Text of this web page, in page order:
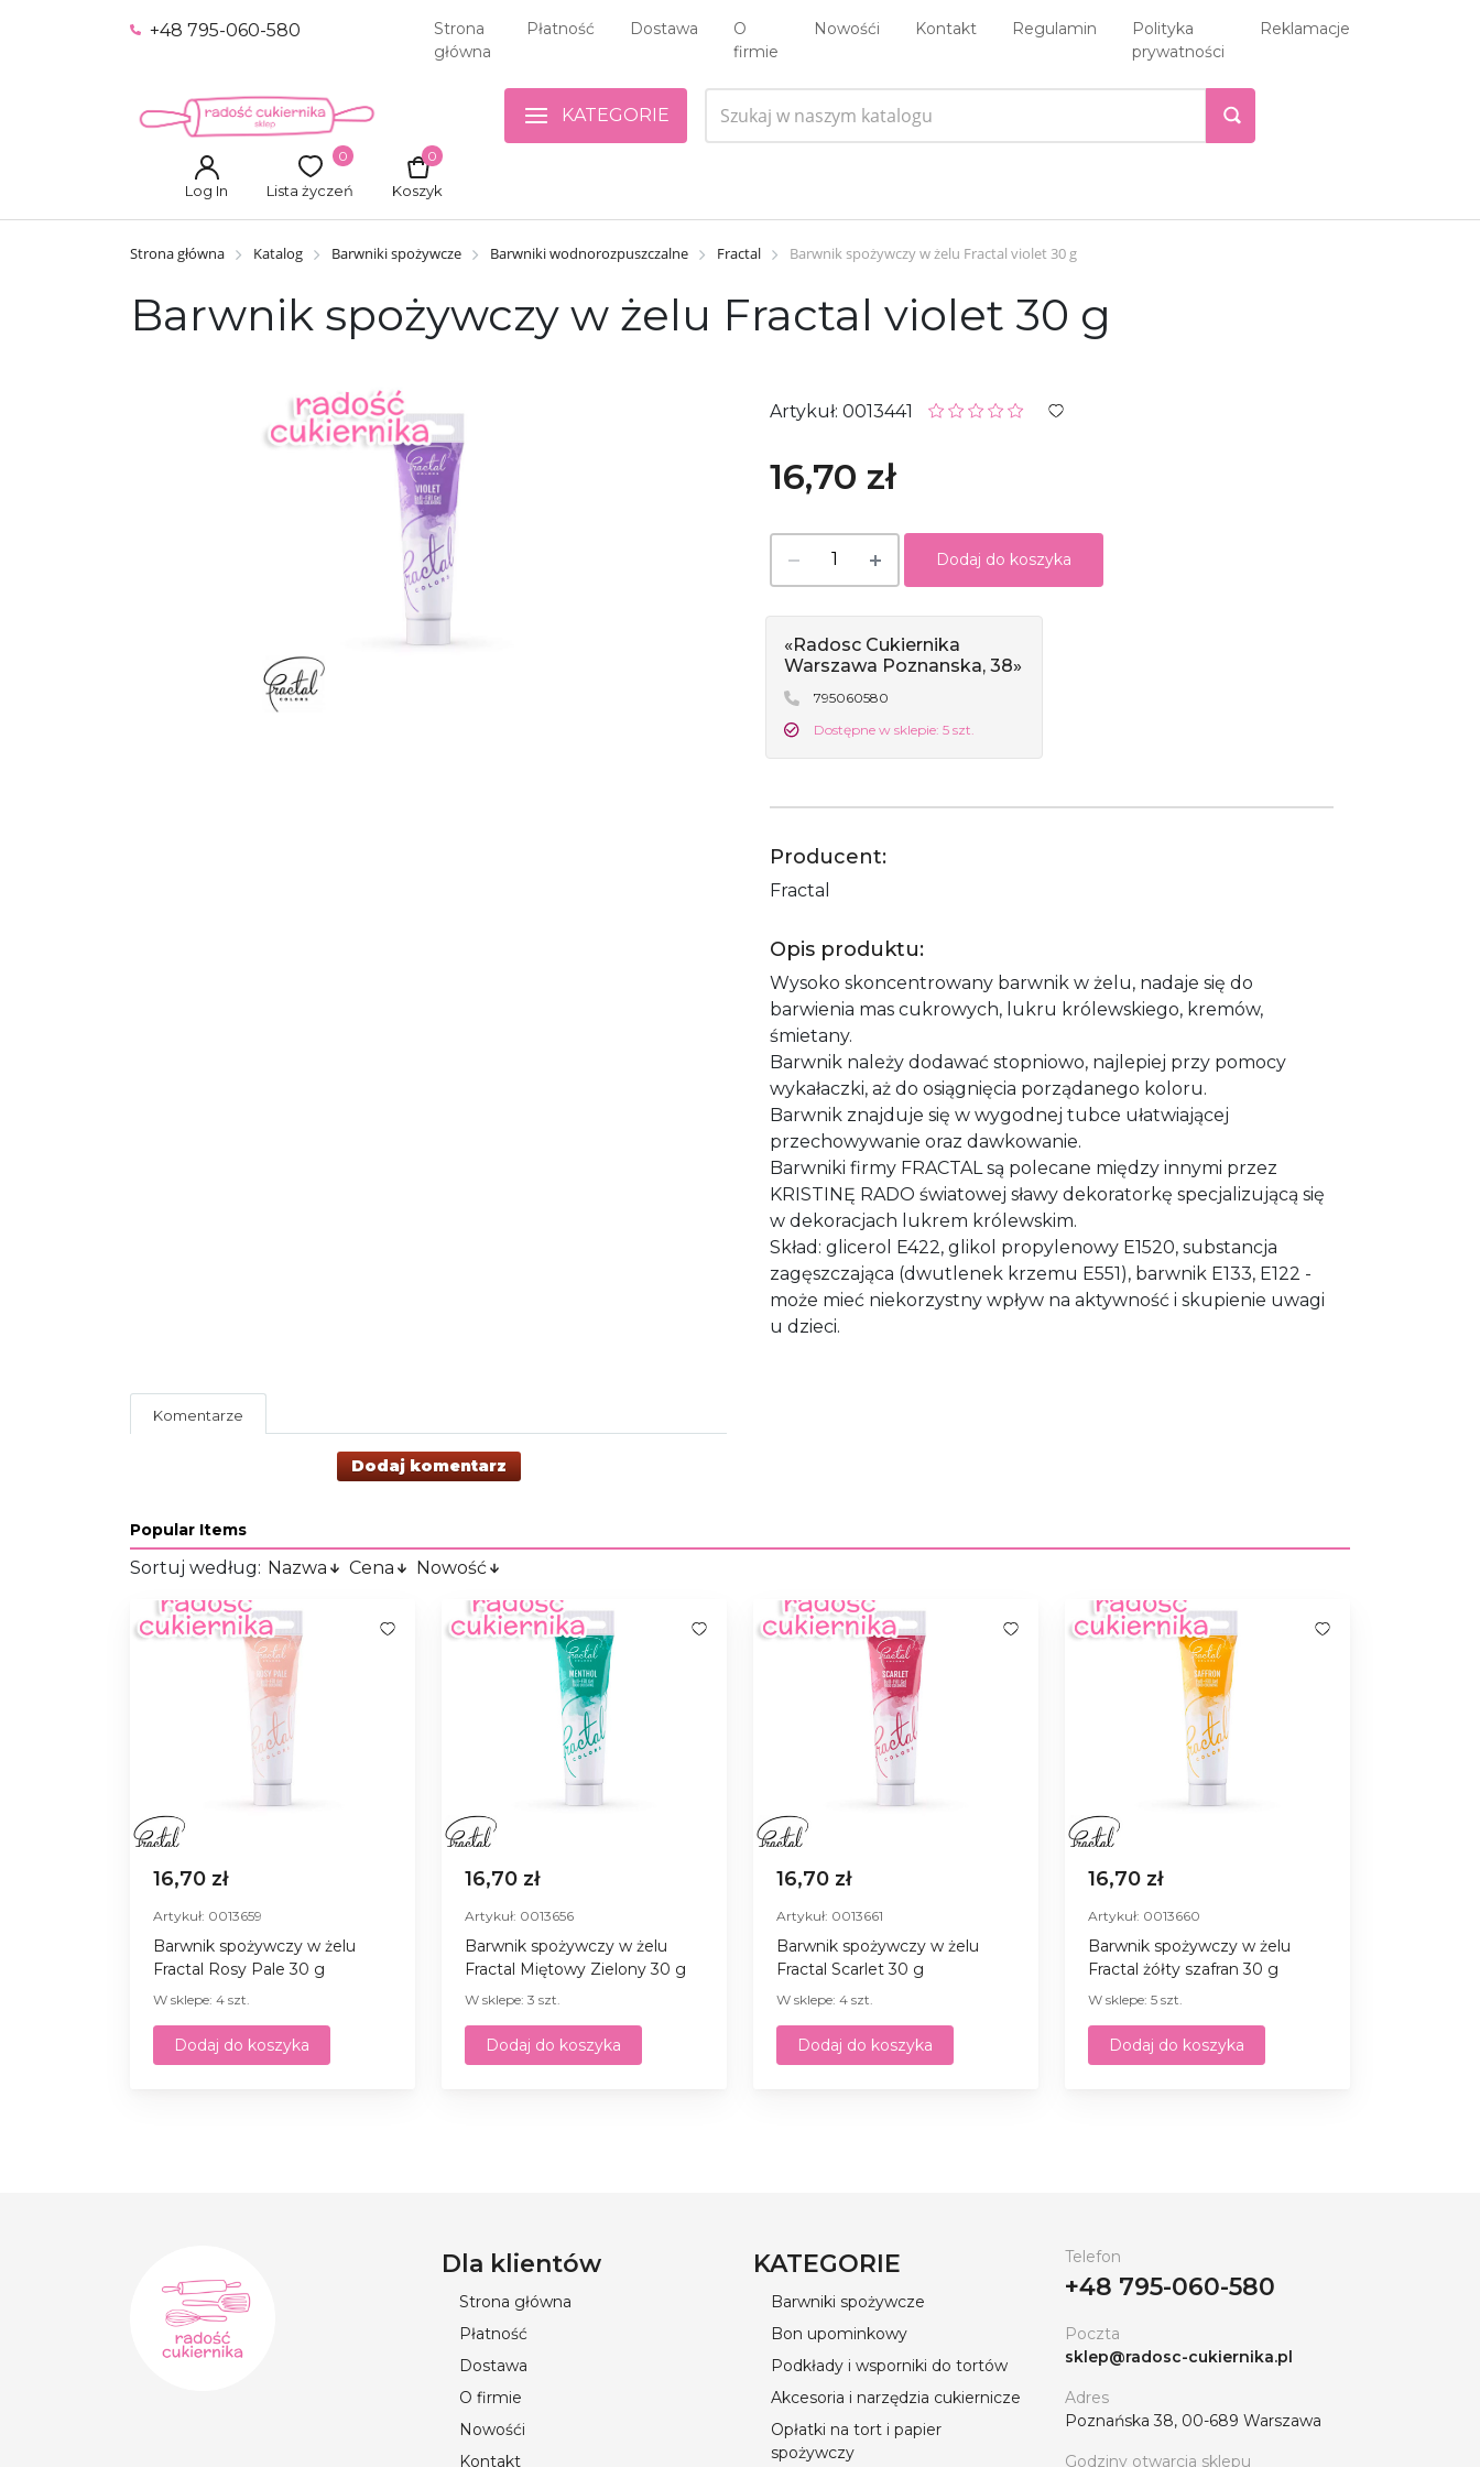
+48 795-060-580
Strona
główna
Płatność Dostawa
O
firmie
Nowośći Kontakt Regulamin
Polityka
prywatności
Reklamacje
Log In Lista życzeń
0
Koszyk
0
KATEGORIE
Strona główna Katalog Barwniki spożywcze Barwniki wodnorozpuszczalne Fractal Barwnik spożywczy w żelu Fractal violet 30 g
Barwnik spożywczy w żelu Fractal violet 30 g
Artykuł: 0013441
16,70 zł
Dodaj do koszyka
«Radosc Cukiernika
Warszawa Poznanska, 38»
795060580
Dostępne w sklepie: 5 szt.
Producent:
Fractal
Opis produktu:
Wysoko skoncentrowany barwnik w żelu, nadaje się do
barwienia mas cukrowych, lukru królewskiego, kremów,
śmietany.
Barwnik należy dodawać stopniowo, najlepiej przy pomocy
wykałaczki, aż do osiągnięcia porządanego koloru.
Barwnik znajduje się w wygodnej tubce ułatwiającej
przechowywanie oraz dawkowanie.
Barwniki firmy FRACTAL są polecane między innymi przez
KRISTINĘ RADO światowej sławy dekoratorkę specjalizującą się
w dekoracjach lukrem królewskim.
Skład: glicerol E422, glikol propylenowy E1520, substancja
zagęszczająca (dwutlenek krzemu E551), barwnik E133, E122 -
może mieć niekorzystny wpływ na aktywność i skupienie uwagi
u dzieci.
Komentarze
Dodaj komentarz
Popular Items
Sortuj według: Nazwa Cena Nowość
16,70 zł
Artykuł: 0013659
Barwnik spożywczy w żelu
Fractal Rosy Pale 30 g
W sklepe: 4 szt.
Dodaj do koszyka
16,70 zł
Artykuł: 0013656
Barwnik spożywczy w żelu
Fractal Miętowy Zielony 30 g
W sklepe: 3 szt.
Dodaj do koszyka
16,70 zł
Artykuł: 0013661
Barwnik spożywczy w żelu
Fractal Scarlet 30 g
W sklepe: 4 szt.
Dodaj do koszyka
16,70 zł
Artykuł: 0013660
Barwnik spożywczy w żelu
Fractal żółty szafran 30 g
W sklepe: 5 szt.
Dodaj do koszyka
Dla klientów
Strona główna
Płatność
Dostawa
O firmie
Nowośći
Kontakt
KATEGORIE
Barwniki spożywcze
Bon upominkowy
Podkłady i wsporniki do tortów
Akcesoria i narzędzia cukiernicze
Opłatki na tort i papier
spożywczy
Telefon
+48 795-060-580
Poczta
sklep@radosc-cukiernika.pl
Adres
Poznańska 38, 00-689 Warszawa
Godziny otwarcia sklepu